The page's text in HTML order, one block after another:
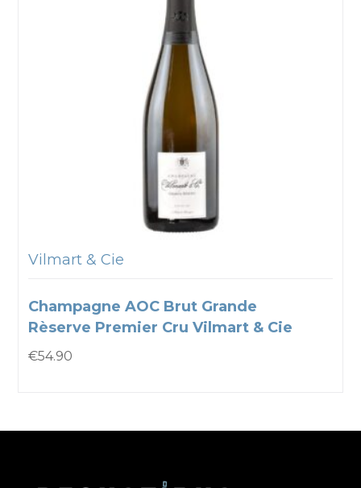
Vilmart & Cie
Champagne AOC Brut Grande
Rèserve Premier Cru Vilmart & Cie
€54.90